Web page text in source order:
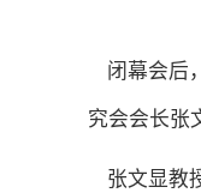
闭幕会后
究会会长张
张文显教